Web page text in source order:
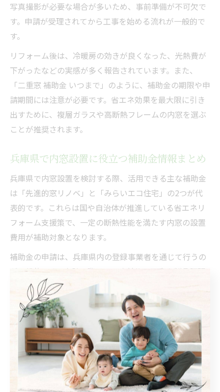
写真撮影が必要な場合が多いため、事前準備が不可欠で
す。申請が受理されてから工事を始める流れが一般的で
す。
リフォーム後は、冷暖房の効きが良くなった、光熱費が
下がったなどの実感が多く報告されています。また、
「二重窓 補助金 いつまで」のように、補助金の期限や申
請期間には注意が必要です。省エネ効果を最大限に引き
出すために、複層ガラスや高断熱フレームの内窓を選ぶ
ことが推奨されます。
兵庫県で内窓設置に役立つ補助金情報まとめ
兵庫県で内窓設置を検討する際、活用できる主な補助金
は「先進的窓リノベ」と「みらいエコ住宅」の2つが代
表的です。これらは国や自治体が推進している省エネリ
フォーム支援策で、一定の断熱性能を満たす内窓の設置
費用が補助対象となります。
補助金の申請は、兵庫県内の登録事業者を通じて行うの
が一般的です。申請の際は、工事前後の写真や製品証明
書など、必要書類をしっかり準備することが求められま
す。特に「二重窓 補助金 神戸市」「二重窓 補助金 西宮
市」など、各市町ごとに独自の加算や条件が設定されて
いる場合もあるため、詳細は各自治体の公式情報を必ず
確認しましょう。
補助金を上手に活用することで、工事費用の大幅な軽減
だけでなく、快適な省エネ生活を実現できます。補助金